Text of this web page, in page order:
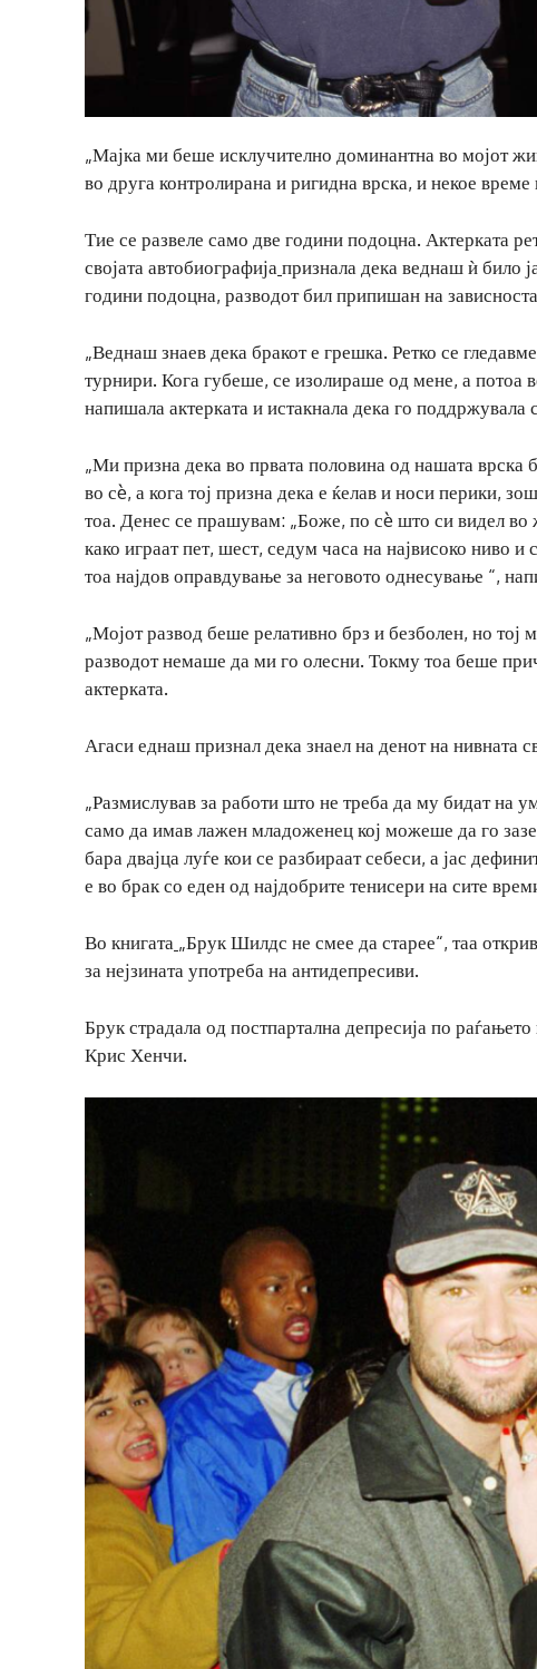
„Мајка ми беше исклучително доминантна во мојот
во друга контролирана и ригидна врска, и некое
Тие се развеле само две години подоцна. Актерката
својата автобиографијапризнала дека веднаш ѝ било
години подоцна, разводот бил припишан на
„Веднаш знаев дека бракот е грешка. Ретко се
турнири. Кога губеше, се изолираше од мене, а
напишала актерката и истакнала дека го поддржувала
„Ми призна дека во првата половина од нашата
во сè, а кога тој призна дека е ќелав и носи перики,
тоа. Денес се прашувам: „Боже, по сè што си видел во
како играат пет, шест, седум часа на највисоко ниво
тоа најдов оправдување за неговото однесување “,
„Мојот развод беше релативно брз и безболен, но тој
разводот немаше да ми го олесни. Токму тоа беше
актерката.
Агаси еднаш признал дека знаел на денот на нивната
„Размислував за работи што не треба да му бидат на
само да имав лажен младоженец кој можеше да го
бара двајца луѓе кои се разбираат себеси, а јас
е во брак со еден од најдобрите тенисери на сите
Во книгата „Брук Шилдс не смее да старее“, таа
за нејзината употреба на антидепресиви.
Брук страдала од постпартална депресија по
Крис Хенчи.